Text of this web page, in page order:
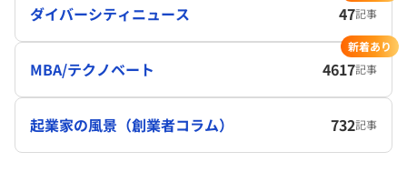
ダイバーシティニュース 47記事
MBA/テクノベート 4617記事
新着あり
起業家の風景（創業者コラム） 732記事